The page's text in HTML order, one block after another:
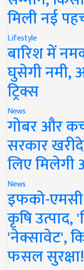
मिली नई
Lifestyle
बारिश में
घुसेगी नमी,
ट्रिक्स
News
गोबर और
सरकार
लिए मिलेगी
News
इफको-एमसी
कृषि
'नेक्सावेट',
फसल सुरक्षा!